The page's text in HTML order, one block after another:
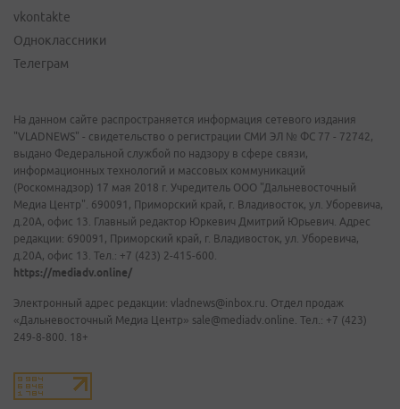
vkontakte
Одноклассники
Телеграм
На данном сайте распространяется информация сетевого издания
"VLADNEWS" - свидетельство о регистрации СМИ ЭЛ № ФС 77 - 72742,
выдано Федеральной службой по надзору в сфере связи,
информационных технологий и массовых коммуникаций
(Роскомнадзор) 17 мая 2018 г. Учредитель ООО "Дальневосточный
Медиа Центр". 690091, Приморский край, г. Владивосток, ул. Уборевича,
д.20А, офис 13. Главный редактор Юркевич Дмитрий Юрьевич. Адрес
редакции: 690091, Приморский край, г. Владивосток, ул. Уборевича,
д.20А, офис 13. Тел.: +7 (423) 2-415-600.
https://mediadv.online/
Электронный адрес редакции: vladnews@inbox.ru. Отдел продаж
«Дальневосточный Медиа Центр» sale@mediadv.online. Тел.: +7 (423)
249-8-800. 18+